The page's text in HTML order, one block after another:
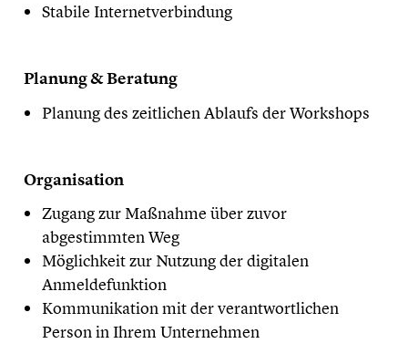
Stabile Internetverbindung
Planung & Beratung
Planung des zeitlichen Ablaufs der Workshops
Organisation
Zugang zur Maßnahme über zuvor
abgestimmten Weg
Möglichkeit zur Nutzung der digitalen
Anmeldefunktion
Kommunikation mit der verantwortlichen
Person in Ihrem Unternehmen